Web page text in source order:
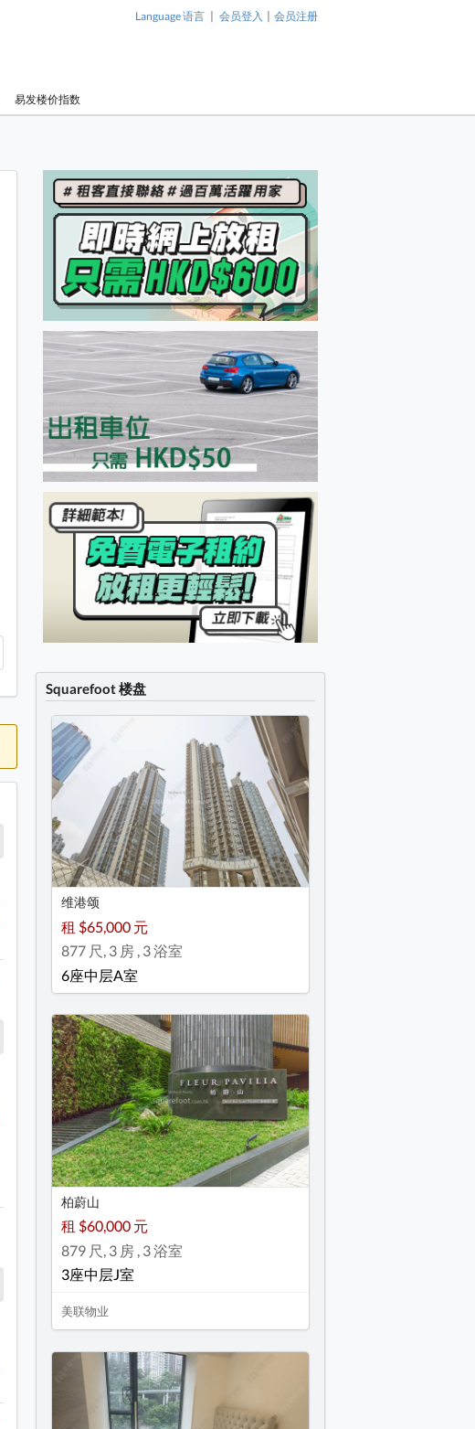
Language 语言 | 会员登入 | 会员注册
易发楼价指数
Squarefoot 楼盘
维港颂
租 $65,000 元
877 尺, 3 房 , 3 浴室
6座中层A室
柏蔚山
租 $60,000 元
879 尺, 3 房 , 3 浴室
3座中层J室
美联物业